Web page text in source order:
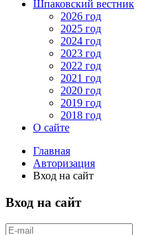
Шпаковский вестник
2026 год
2025 год
2024 год
2023 год
2022 год
2021 год
2020 год
2019 год
2018 год
О сайте
Главная
Авторизация
Вход на сайт
Вход на сайт